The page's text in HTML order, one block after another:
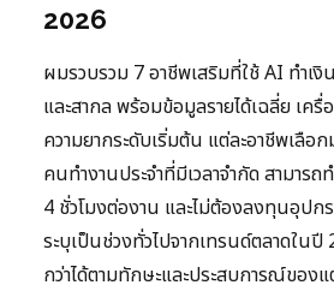
2026
ผมรวบรวม 7 อาชีพเสริมที่ใช้ AI ทำเงิ
และสากล พร้อมข้อมูลรายได้เฉลี่ย เค
ความยากระดับเริ่มต้น แต่ละอาชีพเลือก
คนทำงานประจำที่มีเวลาจำกัด สามารถ
4 ชั่วโมงต่องาน และไม่ต้องลงทุนอุปก
ระบุเป็นช่วงทั่วไปจากเทรนด์ตลาดในปี
กว่าได้ตามทักษะและประสบการณ์ของ